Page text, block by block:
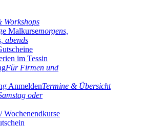
Workshops
Malkursemorgens,
abends
im Tessin
Für Firmen und
AnmeldenTermine & Übersicht
oder
Wochenendkurse